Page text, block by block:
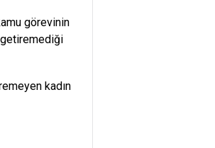
görevinin
kadın